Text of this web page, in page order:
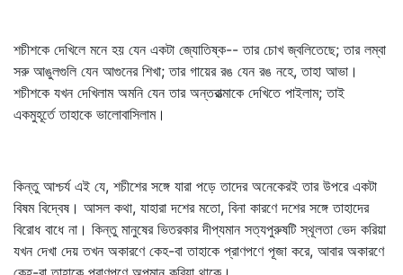
শচীশকে দেখিলে মনে হয় যেন একটা জ্যোতিষ্ক-- তার চোখ জ্বলিতেছে; তার লম্বা
সরু আঙুলগুলি যেন আগুনের শিখা; তার গায়ের রঙ যেন রঙ নহে, তাহা আভা।
শচীশকে যখন দেখিলাম অমনি যেন তার অন্তরাত্মাকে দেখিতে পাইলাম; তাই
একমুহূর্তে তাহাকে ভালোবাসিলাম।
কিন্তু আশ্চর্য এই যে, শচীশের সঙ্গে যারা পড়ে তাদের অনেকেরই তার উপরে একটা
বিষম বিদ্বেষ। আসল কথা, যাহারা দশের মতো, বিনা কারণে দশের সঙ্গে তাহাদের
বিরোধ বাধে না। কিন্তু মানুষের ভিতরকার দীপ্যমান সত্যপুরুষটি স্থূলতা ভেদ করিয়া
যখন দেখা দেয় তখন অকারণে কেহ-বা তাহাকে প্রাণপণে পূজা করে, আবার অকারণে